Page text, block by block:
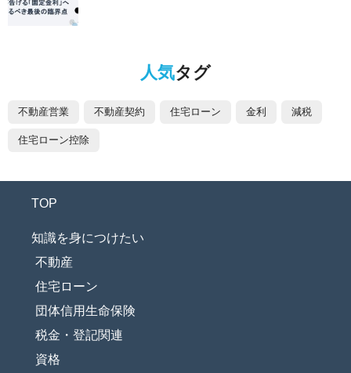
人気タグ
不動産営業 不動産契約 住宅ローン 金利 減税
住宅ローン控除
TOP
知識を身につけたい
不動産
住宅ローン
団体信用生命保険
税金・登記関連
資格